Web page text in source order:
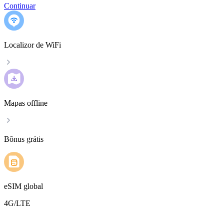
Continuar
Localizor de WiFi
Mapas offline
Bônus grátis
eSIM global
4G/LTE